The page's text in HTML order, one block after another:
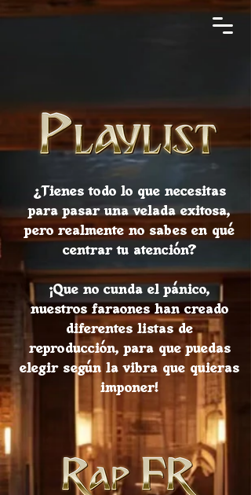
¿Tienes todo lo que necesitas
para pasar una velada exitosa,
pero realmente no sabes en qué
centrar tu atención?
¡Que no cunda el pánico,
nuestros faraones han creado
diferentes listas de
reproducción, para que puedas
elegir según la vibra que quieras
imponer!